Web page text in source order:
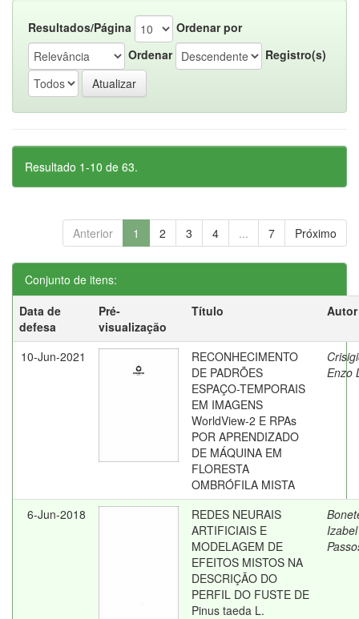
Resultados/Página
Ordenar por
Ordenar
Registro(s)
Resultado 1-10 de 63.
Anterior 1 2 3 4 ... 7 Próximo
Conjunto de itens:
Data de
defesa
Pré-
visualização
Título Autor
10-Jun-2021
RECONHECIMENTO
DE PADRÕES
ESPAÇO-TEMPORAIS
EM IMAGENS
WorldView-2 E RPAs
POR APRENDIZADO
DE MÁQUINA EM
FLORESTA
OMBRÓFILA MISTA
Enzo
6-Jun-2018
REDES NEURAIS
ARTIFICIAIS E
MODELAGEM DE
EFEITOS MISTOS NA
DESCRIÇÃO DO
PERFIL DO FUSTE DE
Pinus taeda L.
Izabel